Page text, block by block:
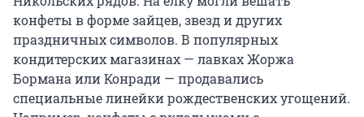
конфеты в форме зайцев, звезд и других
праздничных символов. В популярных
кондитерских магазинах — лавках Жоржа
Бормана или Конради — продавались
специальные линейки рождественских угощений.